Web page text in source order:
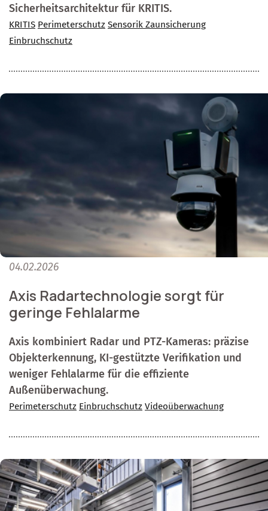
Sicherheitsarchitektur für KRITIS.
KRITIS Perimeterschutz Sensorik Zaunsicherung
Einbruchschutz
04.02.2026
Axis Radartechnologie sorgt für
geringe Fehlalarme
Axis kombiniert Radar und PTZ-Kameras: präzise
Objekterkennung, KI-gestützte Verifikation und
weniger Fehlalarme für die effiziente
Außenüberwachung.
Perimeterschutz Einbruchschutz Videoüberwachung